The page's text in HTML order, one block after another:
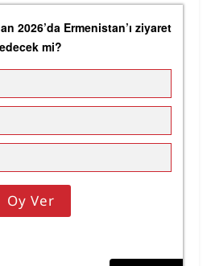
2026’da Ermenistan’ı ziyaret
edecek mi?